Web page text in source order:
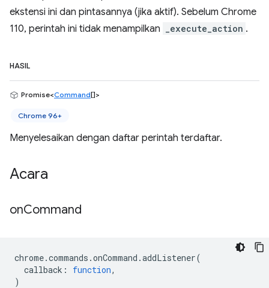
ekstensi ini dan pintasannya (jika aktif). Sebelum Chrome
110, perintah ini tidak menampilkan
_execute_action .
HASIL
Promise<Command[]>
Chrome 96+
Menyelesaikan dengan daftar perintah terdaftar.
Acara
onCommand
chrome.commands .onCommand .addListener(
callback : function,
)